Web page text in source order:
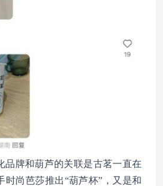
品牌和葫芦的关联是古茗一直在
时尚芭莎推出“葫芦杯”，又是和